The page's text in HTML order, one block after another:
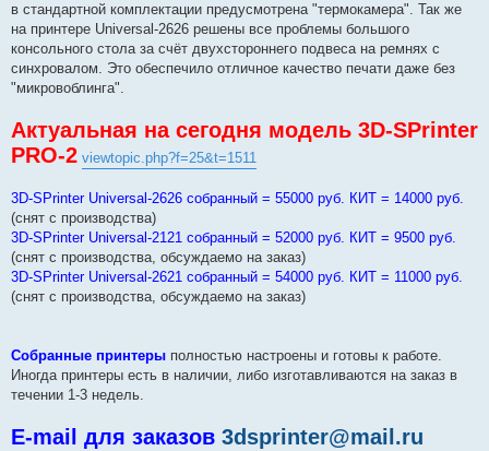
в стандартной комплектации предусмотрена "термокамера". Так же
на принтере Universal-2626 решены все проблемы большого
консольного стола за счёт двухстороннего подвеса на ремнях с
синхровалом. Это обеспечило отличное качество печати даже без
"микровоблинга".
Актуальная на сегодня модель 3D-SPrinter
PRO-2 viewtopic.php?f=25&t=1511
3D-SPrinter Universal-2626 собранный = 55000 руб. КИТ = 14000 руб.
(снят с производства)
3D-SPrinter Universal-2121 собранный = 52000 руб. КИТ = 9500 руб.
(снят с производства, обсуждаемо на заказ)
3D-SPrinter Universal-2621 собранный = 54000 руб. КИТ = 11000 руб.
(снят с производства, обсуждаемо на заказ)
Собранные принтеры полностью настроены и готовы к работе.
Иногда принтеры есть в наличии, либо изготавливаются на заказ в
течении 1-3 недель.
E-mail для заказов 3dsprinter@mail.ru